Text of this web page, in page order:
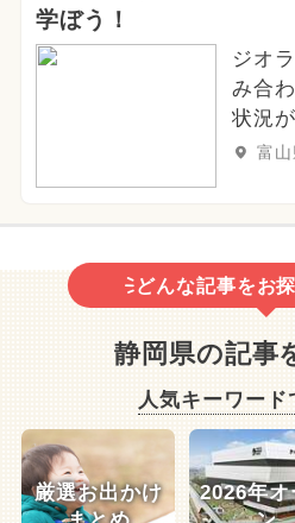
学ぼう！
ジオ
み合
状況
富
どんな記事をお
静岡県の記事
人気キーワード
厳選お出かけ
2026年オ